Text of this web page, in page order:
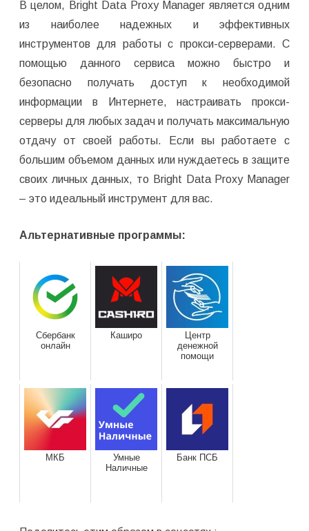
В целом, Bright Data Proxy Manager является одним
из наиболее надежных и эффективных
инструментов для работы с прокси-серверами. С
помощью данного сервиса можно быстро и
безопасно получать доступ к необходимой
информации в Интернете, настраивать прокси-
серверы для любых задач и получать максимальную
отдачу от своей работы. Если вы работаете с
большим объемом данных или нуждаетесь в защите
своих личных данных, то Bright Data Proxy Manager
– это идеальный инструмент для вас.
Альтернативные программы:
Сбербанк
онлайн
Каширо
Центр
денежной
помощи
МКБ
Умные
Наличные
Банк ПСБ